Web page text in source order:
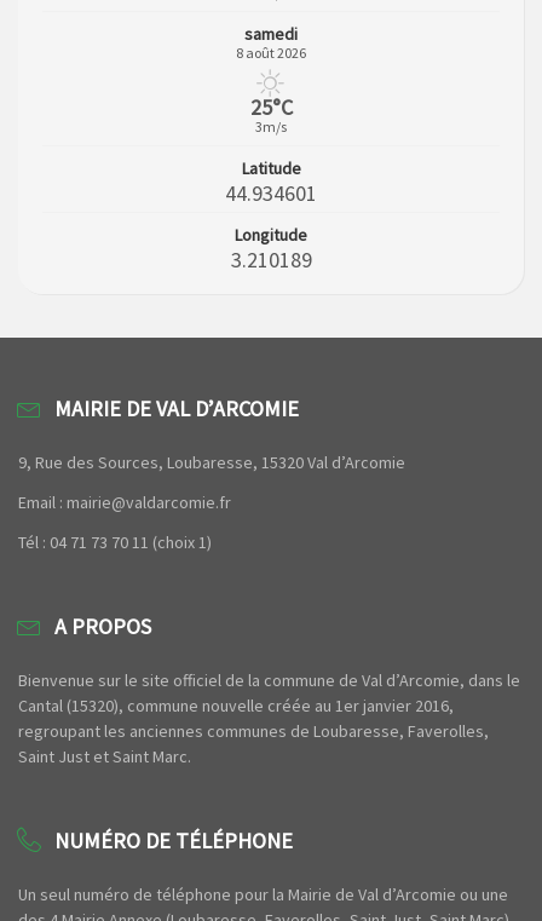
samedi
8 août 2026
25°C
3m/s
Latitude
44.934601
Longitude
3.210189
MAIRIE DE VAL D’ARCOMIE
9, Rue des Sources, Loubaresse, 15320 Val d’Arcomie
Email : mairie@valdarcomie.fr
Tél : 04 71 73 70 11 (choix 1)
A PROPOS
Bienvenue sur le site officiel de la commune de Val d’Arcomie, dans le
Cantal (15320), commune nouvelle créée au 1er janvier 2016,
regroupant les anciennes communes de Loubaresse, Faverolles,
Saint Just et Saint Marc.
NUMÉRO DE TÉLÉPHONE
Un seul numéro de téléphone pour la Mairie de Val d’Arcomie ou une